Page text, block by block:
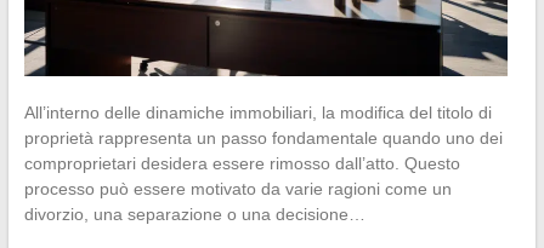
All’interno delle dinamiche immobiliari, la modifica del titolo di
proprietà rappresenta un passo fondamentale quando uno dei
comproprietari desidera essere rimosso dall’atto. Questo
processo può essere motivato da varie ragioni come un
divorzio, una separazione o una decisione…